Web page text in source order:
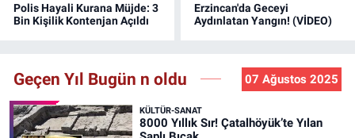
Polis Hayali Kurana Müjde: 3
Bin Kişilik Kontenjan Açıldı
Erzincan'da Geceyi
Aydınlatan Yangın! (VİDEO)
Geçen Yıl Bugün n oldu 07 Ağustos 2025
KÜLTÜR-SANAT
8000 Yıllık Sır! Çatalhöyük’te Yılan